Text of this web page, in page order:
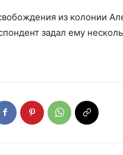
из колонии
задал ему